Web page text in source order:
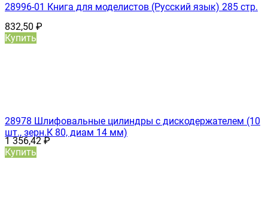
28996-01 Книга для моделистов (Русский язык) 285 стр.
832,50 ₽
Купить
28978 Шлифовальные цилиндры с дискодержателем (10
шт., зерн.К 80, диам 14 мм)
1 356,42₽
Купить